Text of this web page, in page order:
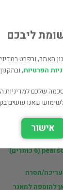
כותרים)
ואינטרנט (673 כותרים)
הסרה
להוספה למאגר
ליבכם
האתר, ובפרט
הפרטיות,
שלכם למדיניות
שאנו עושים
אישור